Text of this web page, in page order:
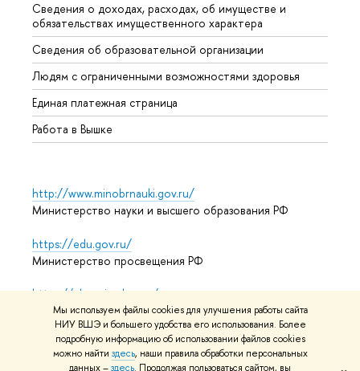
Мы используем файлы cookies для улучшения работы сайта
НИУ ВШЭ и большего удобства его использования. Более
подробную информацию об использовании файлов cookies
можно найти здесь, наши правила обработки персональных
данных –здесь. Продолжая пользоваться сайтом, вы
Сведения о доходах, расходах, об имуществе и
обязательствах имущественного характера
Сведения об образовательной организации
Людям с ограниченными возможностями здоровья
Единая платежная страница
Работа в Вышке
http://www.minobrnauki.gov.ru/
Министерство науки и высшего образования РФ
https://edu.gov.ru/
Министерство просвещения РФ
https://elearning.hse.ru/mooc
Массовые открытые онлайн-курсы
© НИУ ВШЭ 1993–2026 Адреса и контактыУсловия